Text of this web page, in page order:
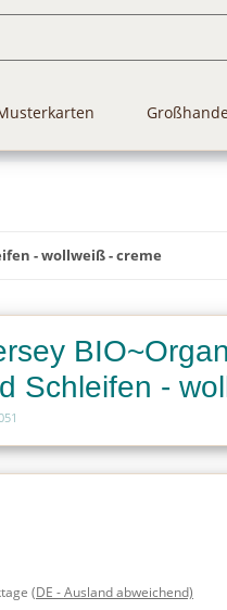
- wollweiß - creme
Schleifen -
(DE - Ausland abweichend)